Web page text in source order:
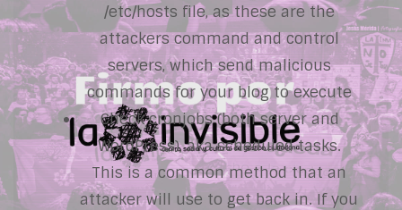
/etc/hosts file, as these are the
attackers command and control
servers, which send malicious
commands for your blog to execute
Check cronjobs (both server and
WordPress), aka scheduled tasks.
This is a common method that an
attacker will use to get back in. If you